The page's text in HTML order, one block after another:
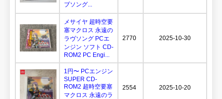
ブソング...
メサイヤ 超時空要
塞マクロス 永遠の
ラヴソング PCエ
ンジン ソフト CD-
ROM2 PC Engi...
2770 2025-10-30
1円〜 PCエンジン
SUPER CD-
ROM2 超時空要塞
マクロス 永遠のラ
2554 2025-10-20